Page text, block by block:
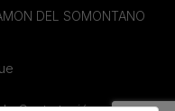
DEL SOMONTANO